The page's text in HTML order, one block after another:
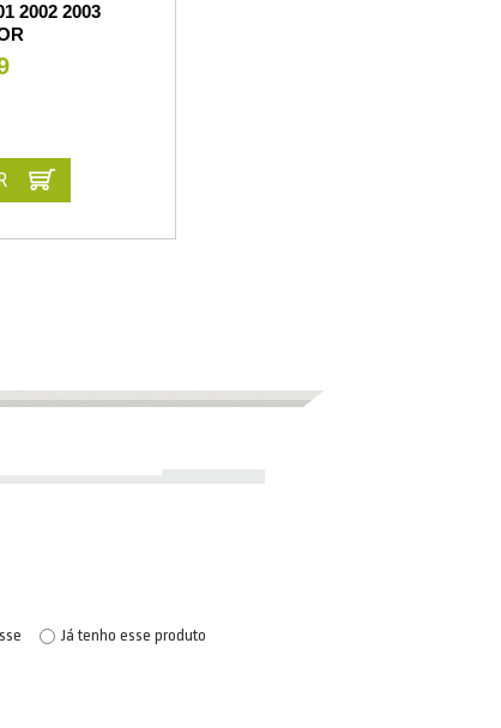
2002 2003
Já tenho esse produto